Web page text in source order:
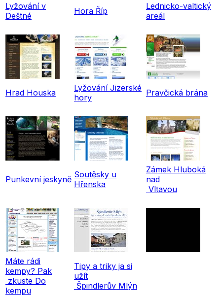
Lyžování v
Deštné
Hora Říp
Lednicko-valtický
areál
Hrad Houska
Lyžování Jizerské
hory
Pravčická brána
Punkevní jeskyně Soutěsky u
Hřenska
Zámek Hluboká
nad
Vltavou
Máte rádi
kempy? Pak
zkuste Do
kempu
Tipy a triky ja si
užít
Špindlerův Mlýn